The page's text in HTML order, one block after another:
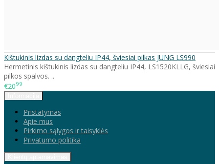
Kištukinis lizdas su dangteliu IP44, šviesiai pilkas JUNG LS990
Hermetinis kištukinis lizdas su dangteliu IP44, LS1520KLLG, šviesiai
pilkos spalvos. ..
€2099
Pristatymas
Apie mus
Pirkimo sąlygos ir taisyklės
Privatumo politika